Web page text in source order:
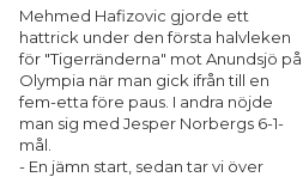
SPONSORER
Mehmed Hafizovic gjorde ett
hattrick under den första halvleken
för "Tigerränderna" mot Anundsjö på
Olympia när man gick ifrån till en
fem-etta före paus. I andra nöjde
man sig med Jesper Norbergs 6-1-
mål.
- En jämn start, sedan tar vi över